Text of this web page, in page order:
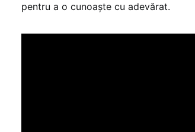
pentru a o cunoaște cu adevărat.